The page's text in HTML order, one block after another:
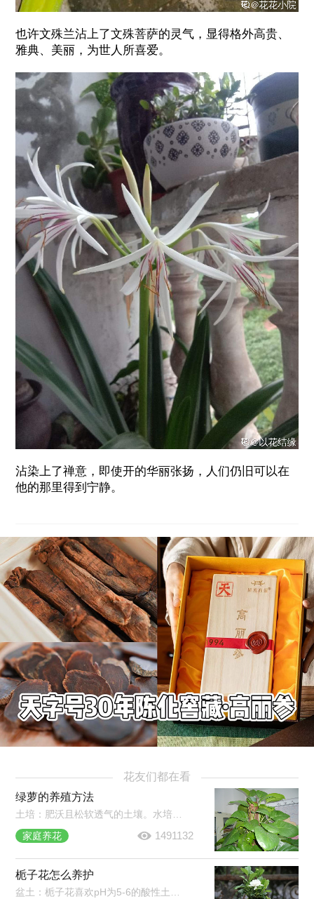
也许文殊兰沾上了文殊菩萨的灵气，显得格外高贵、
雅典、美丽，为世人所喜爱。
沾染上了禅意，即使开的华丽张扬，人们仍旧可以在
他的那里得到宁静。
花友们都在看
绿萝的养殖方法
家庭养花
1491132
栀子花怎么养护